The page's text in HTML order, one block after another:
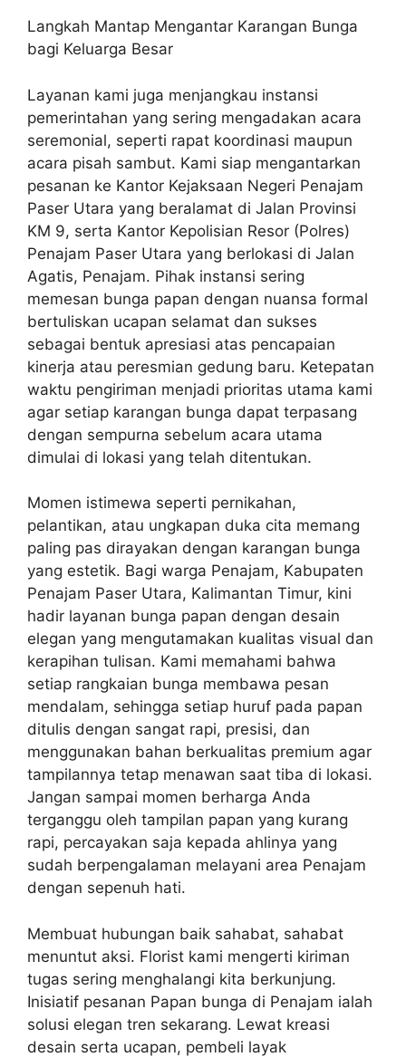
Langkah Mantap Mengantar Karangan Bunga
bagi Keluarga Besar
Layanan kami juga menjangkau instansi
pemerintahan yang sering mengadakan acara
seremonial, seperti rapat koordinasi maupun
acara pisah sambut. Kami siap mengantarkan
pesanan ke Kantor Kejaksaan Negeri Penajam
Paser Utara yang beralamat di Jalan Provinsi
KM 9, serta Kantor Kepolisian Resor (Polres)
Penajam Paser Utara yang berlokasi di Jalan
Agatis, Penajam. Pihak instansi sering
memesan bunga papan dengan nuansa formal
bertuliskan ucapan selamat dan sukses
sebagai bentuk apresiasi atas pencapaian
kinerja atau peresmian gedung baru. Ketepatan
waktu pengiriman menjadi prioritas utama kami
agar setiap karangan bunga dapat terpasang
dengan sempurna sebelum acara utama
dimulai di lokasi yang telah ditentukan.
Momen istimewa seperti pernikahan,
pelantikan, atau ungkapan duka cita memang
paling pas dirayakan dengan karangan bunga
yang estetik. Bagi warga Penajam, Kabupaten
Penajam Paser Utara, Kalimantan Timur, kini
hadir layanan bunga papan dengan desain
elegan yang mengutamakan kualitas visual dan
kerapihan tulisan. Kami memahami bahwa
setiap rangkaian bunga membawa pesan
mendalam, sehingga setiap huruf pada papan
ditulis dengan sangat rapi, presisi, dan
menggunakan bahan berkualitas premium agar
tampilannya tetap menawan saat tiba di lokasi.
Jangan sampai momen berharga Anda
terganggu oleh tampilan papan yang kurang
rapi, percayakan saja kepada ahlinya yang
sudah berpengalaman melayani area Penajam
dengan sepenuh hati.
Membuat hubungan baik sahabat, sahabat
menuntut aksi. Florist kami mengerti kiriman
tugas sering menghalangi kita berkunjung.
Inisiatif pesanan Papan bunga di Penajam ialah
solusi elegan tren sekarang. Lewat kreasi
desain serta ucapan, pembeli layak